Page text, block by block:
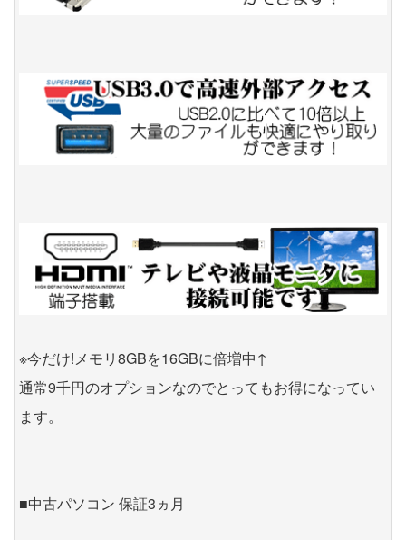
※今だけ!メモリ8GBを16GBに倍増中↑
通常9千円のオプションなのでとってもお得になってい
ます。
■中古パソコン 保証3ヵ月